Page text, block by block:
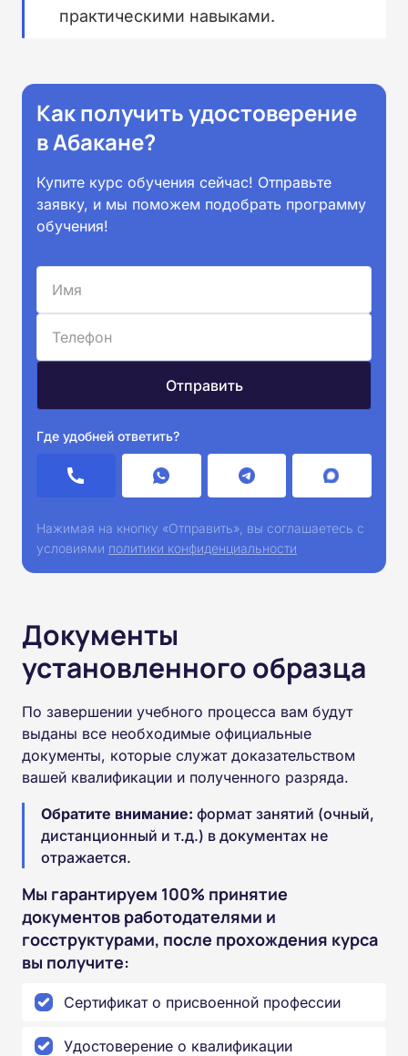
практическими навыками.
Как получить удостоверение
в Абакане?
Купите курс обучения сейчас! Отправьте
заявку, и мы поможем подобрать программу
обучения!
Где удобней ответить?
Нажимая на кнопку «Отправить», вы соглашаетесь с
условиями политики конфиденциальности
Документы
установленного образца
По завершении учебного процесса вам будут
выданы все необходимые официальные
документы, которые служат доказательством
вашей квалификации и полученного разряда.
Обратите внимание: формат занятий (очный,
дистанционный и т.д.) в документах не
отражается.
Мы гарантируем 100% принятие
документов работодателями и
госструктурами, после прохождения курса
вы получите:
Сертификат о присвоенной профессии
Удостоверение о квалификации